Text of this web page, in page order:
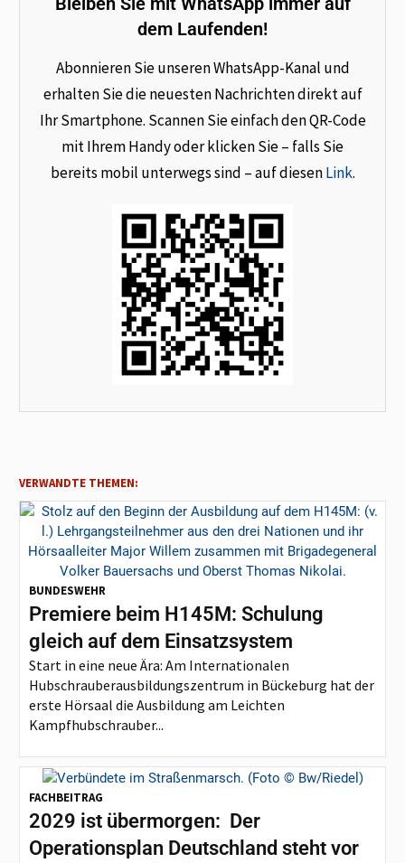
dem Laufenden!
Abonnieren Sie unseren WhatsApp-Kanal und
erhalten Sie die neuesten Nachrichten direkt auf
Ihr Smartphone. Scannen Sie einfach den QR-Code
mit Ihrem Handy oder klicken Sie – falls Sie
bereits mobil unterwegs sind – auf diesenLink.
VERWANDTE THEMEN:
BUNDESWEHR
Premiere beim H145M: Schulung
gleich auf dem Einsatzsystem
Start in eine neue Ära: Am Internationalen
Hubschrauberausbildungszentrum in Bückeburg hat der
erste Hörsaal die Ausbildung am Leichten
Kampfhubschrauber...
FACHBEITRAG
2029 ist übermorgen: Der
Operationsplan Deutschland steht vor